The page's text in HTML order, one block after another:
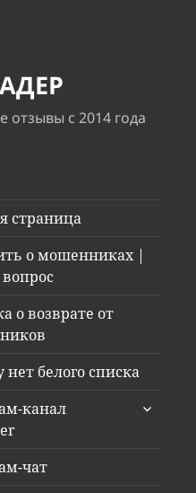
отзывы с 2014 года
страница
о мошенниках |
о возврате от
белого списка
канал
раскрыть
чат